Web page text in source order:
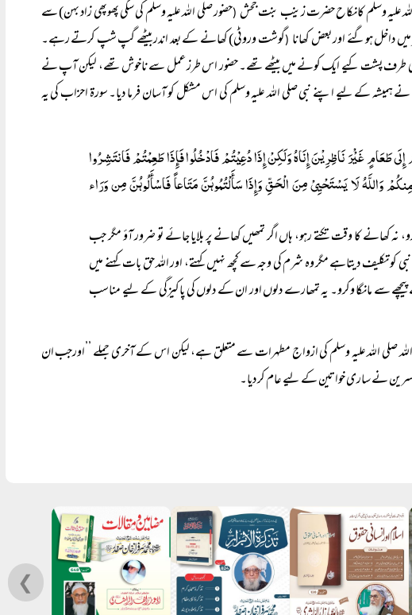
علیہ وسلم کانکاح حضرت زینب بنت جحش (حضور صلی اللہ علیہ وسلم کی سگی پھوپھی زاد بہن) سے
داخل ہوگئے اور بعض کھانا (گوشت وروٹی) کھانے کے بعد اندر بیٹھے گپ شپ کرتے رہے۔
کی طرف پشت کیے ایک کونے میں بیٹھے تھے۔ حضور اس طرز عمل سے ناخوش تھے، لیکن آپ نے
ہمیشہ کے لیے اپنے نبی صلی اللہ علیہ وسلم کی اس مشکل کو آسان فرما دیا۔ سورۃ احزاب کی یہ
إِلَی طَعَامٍ غَیْْرَ نَاظِرِیْنَ إِنَاہُ وَلَکِنْ إِذَا دُعِیْتُمْ فَادْخُلُوا فَإِذَا طَعِمْتُمْ فَانتَشِرُوا
وَاللَّہُ لَا یَسْتَحْیِیْ مِنَ الْحَقِّ وَإِذَا سَأَلْتُمُوہُنَّ مَتَاعاً فَاسْأَلُوہُنَّ مِن وَرَاء
نہ کھانے کا وقت تکتے رہو، ہاں اگر تمھیں کھانے پر بلایا جائے تو ضرور آؤ مگر جب
نبی کو تکلیف دیتاہے مگر وہ شرم کی وجہ سے کچھ نہیں کہتے، اور اللہ حق بات کہنے میں
پیچھے سے مانگا وکرو۔ یہ تمھارے دلوں اور ان کے دلوں کی پاکیزگی کے لیے مناسب
صلی اللہ علیہ وسلم کی ازواج مطہرات سے متعلق ہے، لیکن اس کے آخری جملے ’’اورجب ان
نے ساری خواتین کے لیے عام کر دیا۔
❮